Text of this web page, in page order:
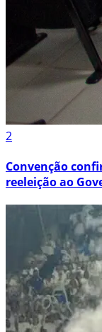
2
Convenção
reeleição ao